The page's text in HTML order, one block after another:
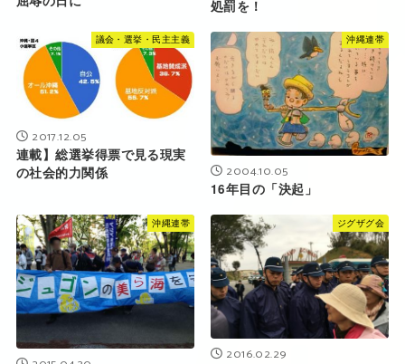
処罰を！
議会・選挙・民主主義
2017.12.05
連載】総選挙得票で見る現実
の社会的力関係
沖縄連帯
2004.10.05
16年目の「決起」
沖縄連帯 ジグザグ会
2016.02.29